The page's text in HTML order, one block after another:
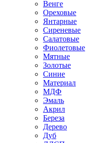
Венге
Ореховые
Янтарные
Сиреневые
Салатовые
Фиолетовые
Мятные
Золотые
Синие
Материал
МДФ
Эмаль
Акрил
Береза
Дерево
Дуб